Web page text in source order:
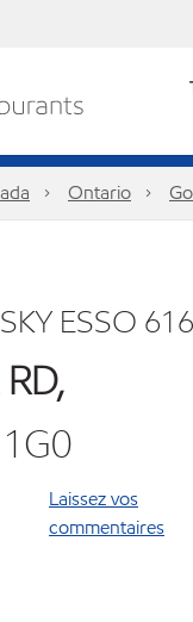
Ontario
ESSO
Laissez vos
commentaires